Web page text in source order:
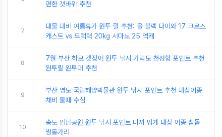
편한 갯바위 추천
7
대물 대비 여름휴가 원투 릴 추천: 올 블랙 다이와 17 크로스
캐스트 vs 드랙력 20kg 시마노 25 액캐
8
7월 부산 하모 갯장어 원투 낚시 가덕도 천성항 포인트 추천
원투릴 원투대 추천
9
부산 영도 국립해양박물관 원투 낚시 포인트 추천 대상어종
채비 물때 수심
10
송도 암남공원 원투 낚시 포인트 미끼 멍게 대상 어종 참돔
쌍동가리